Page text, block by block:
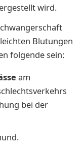
wird.
Blutungen
folgende sein:
am
bei der